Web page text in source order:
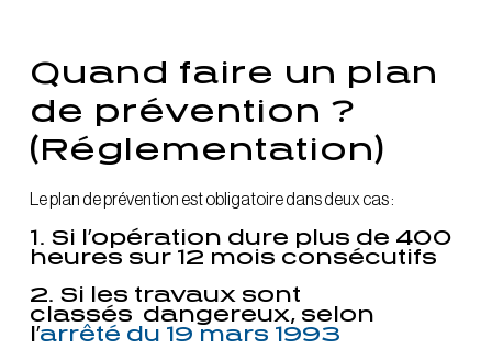
Quand faire un plan
de prévention ?
(Réglementation)
Le plan de prévention est obligatoire dans deux cas :
1. Si l’opération dure plus de 400
heures sur 12 mois consécutifs
2. Si les travaux sont
classés dangereux, selon
l’arrêté du 19 mars 1993